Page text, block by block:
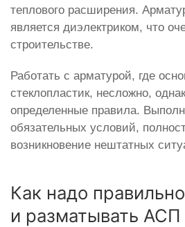
теплового расширения.
является диэлектриком, что
строительстве.
Работать с арматурой, где
стеклопластик, несложно,
определенные правила.
обязательных условий,
возникновение нештатных
Как надо
и разматывать АСП